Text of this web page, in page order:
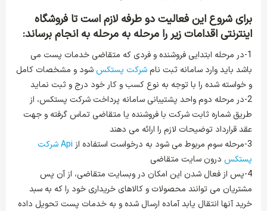
برای شروع این فعالیت دو طرفه لازم است تا فروشگاه
اینترنتیاقدامات زیر را مرحله به مرحله به انجام برساند:
1-در مرحله ابتدایی فروشنده و فردی که متقاضی خدمات پست می
باشد باید وارد سامانه ثبت نامشرکت پستکس شود و مشخصات کامل
و خواسته شده را با توجه به نوع کسب و کار خود درج و ثبت نماید
2-در مرحله دوم واحد پشتیبانی سامانه پرداخت شرکت پستکس، از
طریق شماره ثابت شرکت با فروشنده یا متقاضی تماس گرفته و جهت
عقد قرارداد توضیحات لازم را ارائه می دهند
3-مرحله سوم مربوط می شود به درخواست استفاده از
Api شرکت
پستکس درون سایت متقاضی
4-پس از فعال شدن این امکان در وبسایت متقاضی، از آن پس
مشتریان می توانند محصولات و کالاهای خریداری خود را که به سبد
خرید آنها انتقال یابد آماده ارسال شده و به خدمات پست تحویل داده